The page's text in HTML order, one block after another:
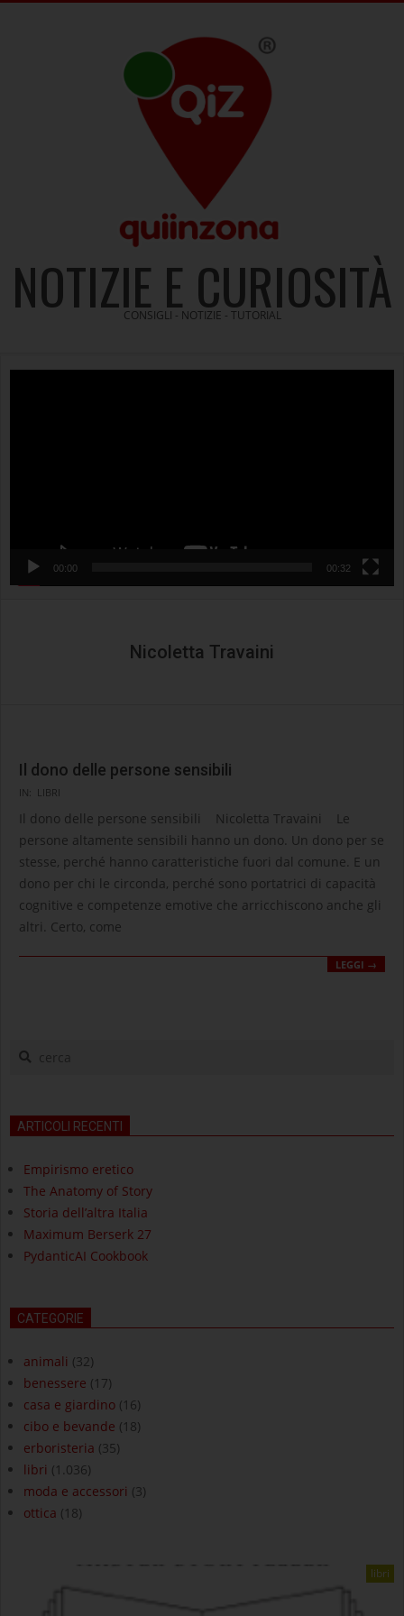
NOTIZIE E CURIOSITÀ
CONSIGLI - NOTIZIE - TUTORIAL
00:00 00:32
Nicoletta Travaini
Il dono delle persone sensibili
2024-
03-
07
IN: LIBRI
Il dono delle persone sensibili Nicoletta Travaini Le
persone altamente sensibili hanno un dono. Un dono per se
stesse, perché hanno caratteristiche fuori dal comune. E un
dono per chi le circonda, perché sono portatrici di capacità
cognitive e competenze emotive che arricchiscono anche gli
altri. Certo, come
LEGGI →
cerca
ARTICOLI RECENTI
Empirismo eretico
The Anatomy of Story
Storia dell’altra Italia
Maximum Berserk 27
PydanticAI Cookbook
CATEGORIE
animali (32)
benessere (17)
casa e giardino (16)
cibo e bevande (18)
erboristeria (35)
libri (1.036)
moda e accessori (3)
ottica (18)
libri